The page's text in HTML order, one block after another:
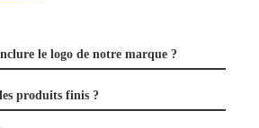
le logo de notre marque ?
produits finis ?